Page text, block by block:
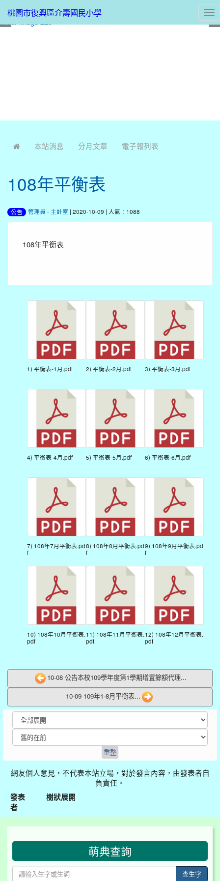
桃園市復興區介壽國民小學
本站消息 分月文章 電子報列表
108年平衡表
公告 管理員 - 主計室 | 2020-10-09 | 人氣：1088
108年平衡表
1) 平衡表-1月.pdf 2) 平衡表-2月.pdf 3) 平衡表-3月.pdf
4) 平衡表-4月.pdf 5) 平衡表-5月.pdf 6) 平衡表-6月.pdf
7) 108年7月平衡表.pd
f
8) 108年8月平衡表.pd
f
9) 108年9月平衡表.pd
f
10) 108年10月平衡表.
pdf
11) 108年11月平衡表.
pdf
12) 108年12月平衡表.
pdf
10-08 公告本校109學年度第1學期增置餘額代理...
10-09 109年1-8月平衡表...
網友個人意見，不代表本站立場，對於發言內容，由發表者自
負責任。
發表
者
樹狀展開
萌典查詢
查生字